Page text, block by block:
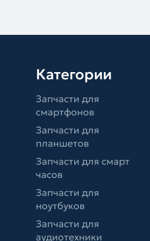
Категории
Запчасти для
смартфонов
Запчасти для
планшетов
Запчасти для смарт
часов
Запчасти для
ноутбуков
Запчасти для
аудиотехники